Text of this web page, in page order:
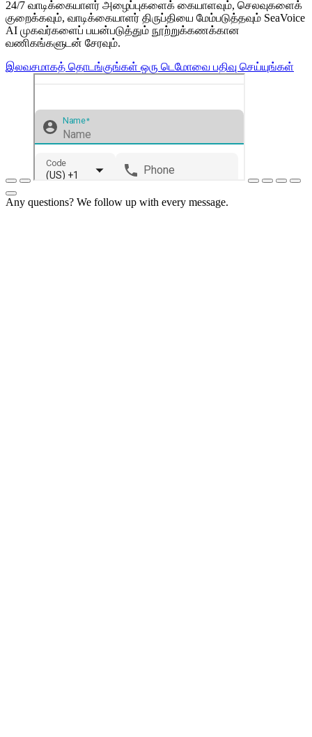
24/7 வாடிக்கையாளர் அழைப்புகளைக் கையாளவும், செலவுகளைக்
குறைக்கவும், வாடிக்கையாளர் திருப்தியை மேம்படுத்தவும் SeaVoice
AI முகவர்களைப் பயன்படுத்தும் நூற்றுக்கணக்கான
வணிகங்களுடன் சேரவும்.
இலவசமாகத் தொடங்குங்கள் ஒரு டெமோவை பதிவு செய்யுங்கள்
Any questions? We follow up with every message.